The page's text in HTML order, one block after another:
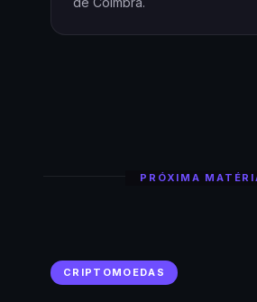
PRÓXIMA
CRIPTOMOEDAS